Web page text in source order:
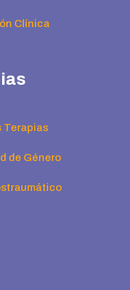
Clínica
Terapias
de Género